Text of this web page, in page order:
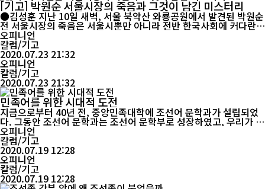
[기고] 박원순 서울시장의 죽음과 그것이 남긴 미스터리
●김성훈 지난 10일 새벽, 서울 북악산 와룡공원에서 발견된 박원순
전 서울시장의 죽음은 서울시뿐만 아니라 전반 한국사회에 커다란
충격을 주고 있다. 그것도 <3선에 성공하며 잘 나가던 박원순>이었
기 때문에 더욱 그랬다. 박원순ㅡ서울시장으로 3선에 성공한 이는
대한민국 사상 그 유례가 없었다. 그만큼 그는 대다수 서울시 유권자
들의 마음을 사로잡았던 인물...
오피니언
칼럼/기고
2020.07.23 21:32
오피니언
칼럼/기고
2020.07.23 21:32
민족어를 위한 시대적 도전
지금으로부터 40년 전, 중앙민족대학에 조선어 문학과가 설립되었
다. 그동안 조선어 문학과는 조선어 문학부로 성장하였고, 우리가 조
선족일 수 있게 하는 우선 조건인 민족 언어와 문학을 지켜가기 위해
지금까지 혼신의 노력을 경주하고 있다. 민족은 역사적 기원, 생산방
식, 언어, 문화, 풍속 습관과 심리적 정체성 등에서 나타난 공동 특징
을 말한다. 통계에 따르면 문화 인류학자들이 제시한 민족 구성의 요
소는 ...
오피니언
칼럼/기고
2020.07.19 12:28
오피니언
칼럼/기고
2020.07.19 12:28